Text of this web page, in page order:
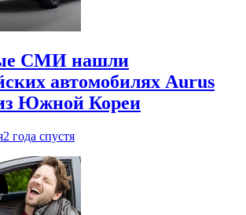
СМИ нашли
автомобилях Aurus
Южной Кореи
2 года спустя